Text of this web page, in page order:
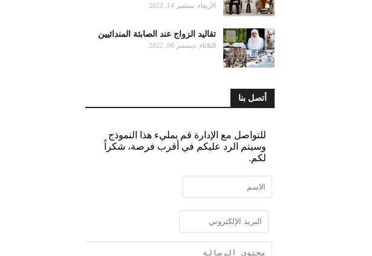
الأربعاء, سبتمبر 14, 2022
تقاليد الزواج عند الصابئة المندائيين
الثلاثاء, ديسمبر 06, 2022
أتصل بنا
للتواصل مع الإدارة قم بمليء هذا النموذج
وسيتم الرد عليكم في أقرب فرصة، شكراً
لكم.